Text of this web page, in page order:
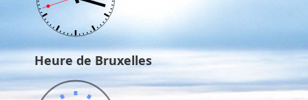
Heure de Bruxelles